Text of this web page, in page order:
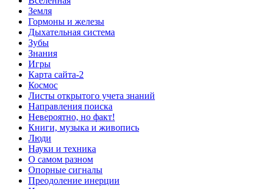
Земля
Гормоны и железы
Дыхательная система
Зубы
Знания
Игры
Карта сайта-2
Космос
Листы открытого учета знаний
Направления поиска
Невероятно, но факт!
Книги, музыка и живопись
Люди
Науки и техника
О самом разном
Опорные сигналы
Преодоление инерции